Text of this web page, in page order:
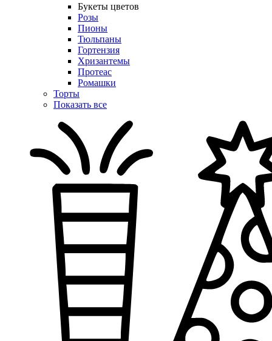
Букеты цветов
Розы
Пионы
Тюльпаны
Гортензия
Хризантемы
Протеас
Ромашки
Торты
Показать все